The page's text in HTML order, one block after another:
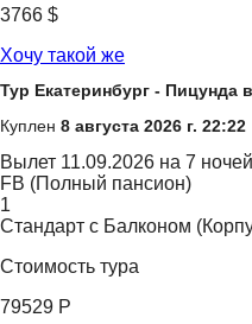
3766 $
Хочу такой же
Тур Екатеринбург - Пицунда
Куплен 8 августа 2026 г. 22:22
Вылет 11.09.2026 на 7 ночей
FB (Полный пансион)
1
Стандарт с Балконом
Стоимость тура
79529 Р